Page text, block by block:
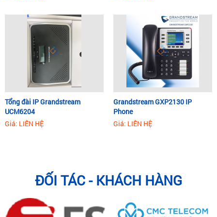
Tổng đài IP Grandstream
UCM6204
Giá: LIÊN HỆ
Grandstream GXP2130 IP
Phone
Giá: LIÊN HỆ
ĐỐI TÁC - KHÁCH HÀNG